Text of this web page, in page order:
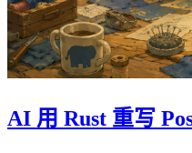
AI 用 Rust 重写